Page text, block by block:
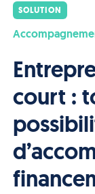
SOLUTION
court :